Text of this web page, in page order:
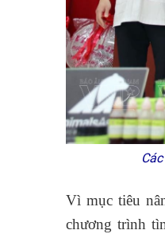
Vì mục tiêu
chương trình